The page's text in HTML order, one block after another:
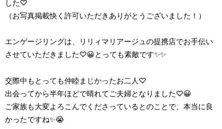
した♡
（お写真掲載快く許可いただきありがとうございました！）
エンゲージリングは、リリィマリアージュの提携店でお手伝い
させていただきました♡😀とっても素敵です✨✨
交際中もとっても仲睦まじかったお二人♡
出会ってから半年ほどで晴れてご夫婦となりました♡😀
ご家族も大変よろこんでくださっているとのことで、本当に良
かったですね✨😭